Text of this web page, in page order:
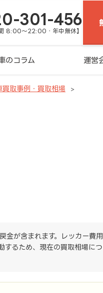
301-456
8:00～22:00・年中無休】
のコラム 運営
取事例・買取相場
金が含まれます。レッカー費
するため、現在の買取相場につ